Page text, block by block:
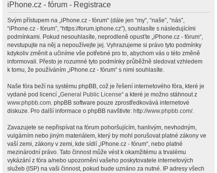
iPhone.cz - fórum - Registrace
Svým přístupem na „iPhone.cz - fórum“ (dále jen “my”, “naše”, “nás”,
“iPhone.cz - fórum”, “https://forum.iphone.cz”), souhlasíte s následujícími
podmínkami. Pokud nesouhlasíte, neprodleně opusťte „iPhone.cz - fórum“,
nevstupujte na něj a nepoužívejte jej. Vyhrazujeme si právo tyto podmínky
kdykoliv změnit a učiníme vše potřebné pro to, abychom vás o této změně
informovali. Přesto je rozumné tyto podmínky průběžně sledovat vzhledem
k tomu, že používáním „iPhone.cz - fórum“ s nimi souhlasíte.
Naše fóra beží na systému phpBB, což je řešení internetového fóra, které je
vydané pod licencí „General Public License“ a které je možno stáhnout z
www.phpbb.com. phpBB software pouze zprostředkovává internetové
diskuze. Pro další informace o phpBB navštivte: http://www.phpbb.com/.
Zavazujete se nepřispívat na fórum pohoršujícím, hanlivým, nevhodným,
vulgárním nebo jiným materiálem, který by mohl porušovat platné zákony ve
vaší zemi, zákony v zemi, kde sídlí „iPhone.cz - fórum“, nebo platné
mezinárodní právo. Tato činnost může vést k okamžitému a trvalému
vykázání z fóra a/nebo upozornění vašeho poskytovatele internetových
služeb (ISP) na vaši činnost, pokud bude uznáno za nutné. IP adresy všech